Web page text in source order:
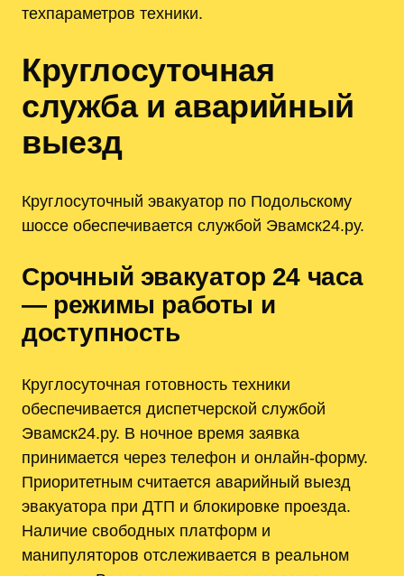
техпараметров техники.
Круглосуточная
служба и аварийный
выезд
Круглосуточный эвакуатор по Подольскому
шоссе обеспечивается службой Эвамск24.ру.
Срочный эвакуатор 24 часа
— режимы работы и
доступность
Круглосуточная готовность техники
обеспечивается диспетчерской службой
Эвамск24.ру. В ночное время заявка
принимается через телефон и онлайн-форму.
Приоритетным считается аварийный выезд
эвакуатора при ДТП и блокировке проезда.
Наличие свободных платформ и
манипуляторов отслеживается в реальном